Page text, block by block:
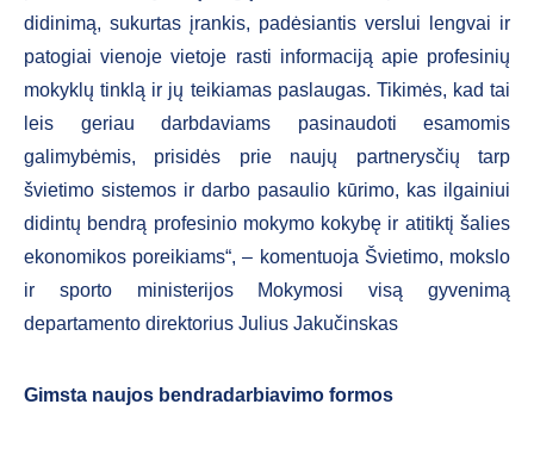
didinimą, sukurtas įrankis, padėsiantis verslui lengvai ir
patogiai vienoje vietoje rasti informaciją apie profesinių
mokyklų tinklą ir jų teikiamas paslaugas. Tikimės, kad tai
leis geriau darbdaviams pasinaudoti esamomis
galimybėmis, prisidės prie naujų partnerysčių tarp
švietimo sistemos ir darbo pasaulio kūrimo, kas ilgainiui
didintų bendrą profesinio mokymo kokybę ir atitiktį šalies
ekonomikos poreikiams“, – komentuoja Švietimo, mokslo
ir sporto ministerijos Mokymosi visą gyvenimą
departamento direktorius Julius Jakučinskas
Gimsta naujos bendradarbiavimo formos